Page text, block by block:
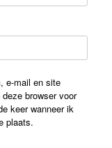
e-mail en site
browser voor
keer wanneer ik
plaats.